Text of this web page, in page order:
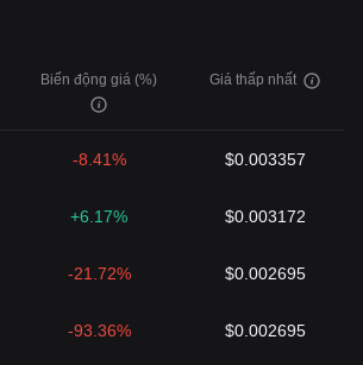
Biến động giá (%) Giá thấp nhất
-8.41% $0.003357
+6.17% $0.003172
-21.72% $0.002695
-93.36% $0.002695